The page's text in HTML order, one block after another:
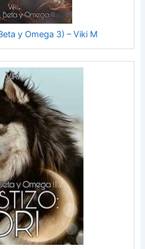
y Omega 3) – Viki M